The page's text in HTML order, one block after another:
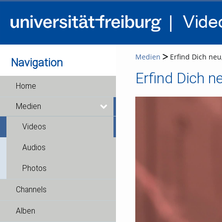
Navigation
Home
Medien
Videos
Audios
Photos
Channels
Alben
Medien Erfind Dich
Erfind Dich